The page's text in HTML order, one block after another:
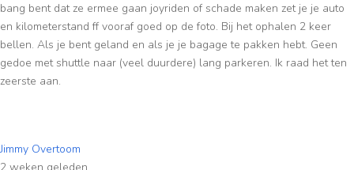
bang bent dat ze ermee gaan joyriden of schade maken zet je je auto
en kilometerstand ff vooraf goed op de foto. Bij het ophalen 2 keer
bellen. Als je bent geland en als je je bagage te pakken hebt. Geen
gedoe met shuttle naar (veel duurdere) lang parkeren. Ik raad het ten
zeerste aan.
Jimmy Overtoom